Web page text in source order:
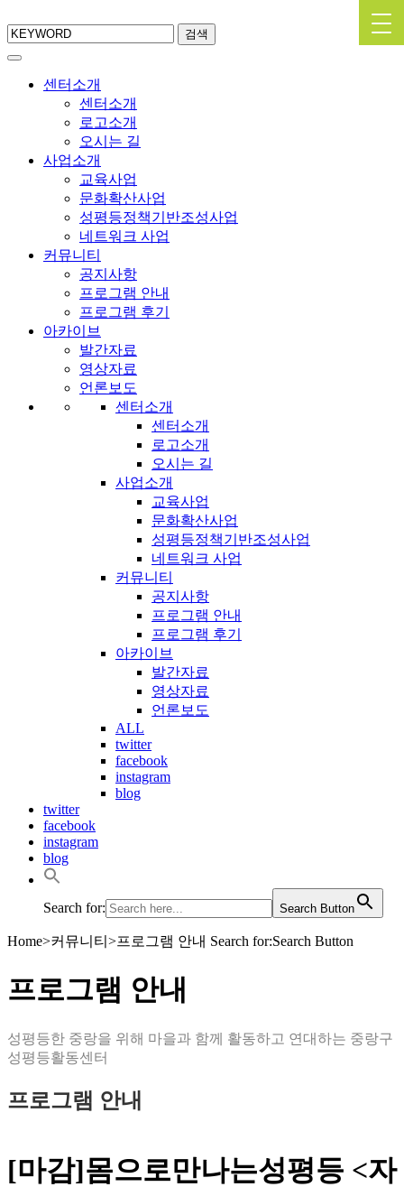
검색
센터소개
센터소개
로고소개
오시는 길
사업소개
교육사업
문화확산사업
성평등정책기반조성사업
네트워크 사업
커뮤니티
공지사항
프로그램 안내
프로그램 후기
아카이브
발간자료
영상자료
언론보도
센터소개
센터소개
로고소개
오시는 길
사업소개
교육사업
문화확산사업
성평등정책기반조성사업
네트워크 사업
커뮤니티
공지사항
프로그램 안내
프로그램 후기
아카이브
발간자료
영상자료
언론보도
ALL
twitter
facebook
instagram
blog
twitter
facebook
instagram
blog
Search for: Search Button
Home>커뮤니티 >프로그램 안내 Search for:Search Button
프로그램 안내
성평등한 중랑을 위해 마을과 함께 활동하고 연대하는 중랑구
성평등활동센터
프로그램 안내
[마감]몸으로만나는성평등 <자